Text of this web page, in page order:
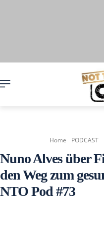
Home PODCAST
Nuno Alves über
den Weg zum
NTO Pod #73